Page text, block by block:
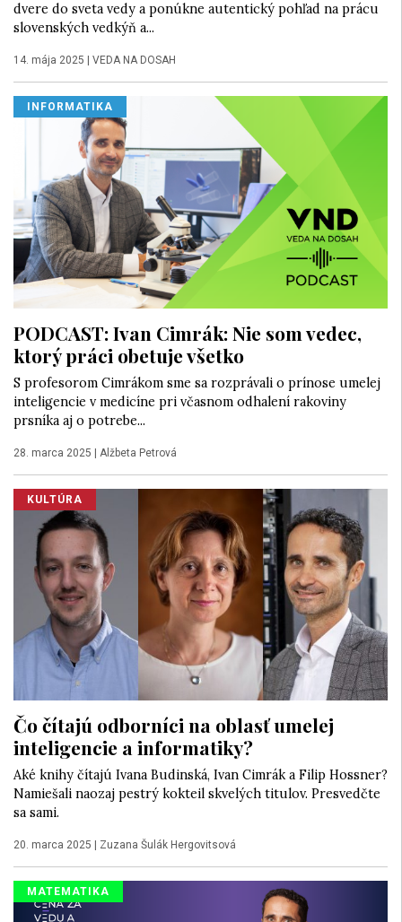
dvere do sveta vedy a ponúkne autentický pohľad na prácu
slovenských vedkýň a...
14. mája 2025 VEDA NA DOSAH
INFORMATIKA
PODCAST: Ivan Cimrák: Nie som vedec,
ktorý práci obetuje všetko
S profesorom Cimrákom sme sa rozprávali o prínose umelej
inteligencie v medicíne pri včasnom odhalení rakoviny
prsníka aj o potrebe...
28. marca 2025 | Alžbeta Petrová
KULTÚRA
Čo čítajú odborníci na oblasť umelej
inteligencie a informatiky?
Aké knihy čítajú Ivana Budinská, Ivan Cimrák a Filip Hossner?
Namiešali naozaj pestrý kokteil skvelých titulov. Presvedčte
sa sami.
20. marca 2025 | Zuzana Šulák Hergovitsová
MATEMATIKA